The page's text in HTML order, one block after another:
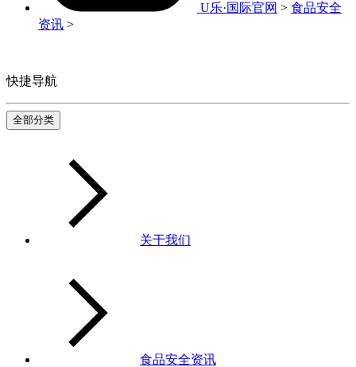
U乐·国际官网 > 食品安全
资讯 >
快捷导航
全部分类
关于我们
食品安全资讯